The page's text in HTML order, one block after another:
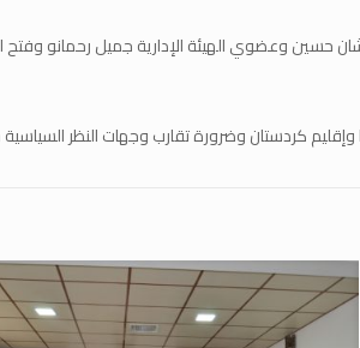
حسين وعضوي الهيئة الإدارية جميل رحمانو
كردستان وضرورة تقارب وجهات النظر السياسية